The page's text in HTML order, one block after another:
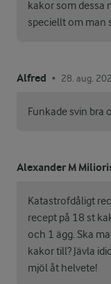
kakor som dessa
speciellt om man
Alfred • 28. aug.
Funkade svin bra
Alexander M
Katastrofdåligt
recept på 18 st
och 1 ägg. Ska
kakor till? Jävla
mjöl åt helvete!